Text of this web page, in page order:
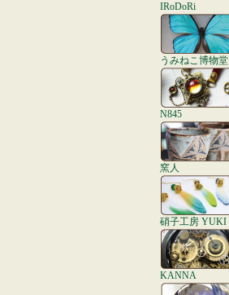
IRoDoRi
うみねこ博物堂
N845
窯人
硝子工房 YUKI
KANNA